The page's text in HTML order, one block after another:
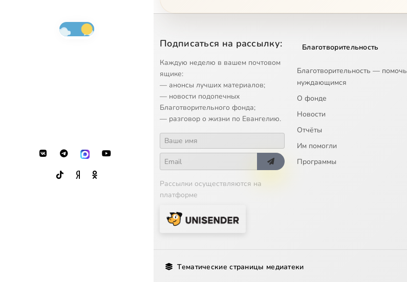
14 Francisco Guerrero: Surge, propera amica mea
16 Anonymous: Antiphon: Nigra sum
17 Orlande de Lassus: Veni, dilecte mi
18 Tómas Luis de Victoria: Vadam et circuibo
Anonymous: Alleluia: Tota pulchra es
Подписаться на рассылку:
Каждую неделю в вашем почтовом
ящике:
— анонсы лучших материалов;
— новости подопечных
Благотворительного фонда;
— разговор о жизни по Евангелию.
Рассылки осуществляются на
платформе
Благотворительность
Благотворительность — помочь
нуждающимся
О фонде
Новости
Отчёты
Им помогли
Программы
Тематические страницы медиатеки